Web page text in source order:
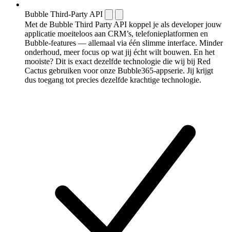
Bubble Third-Party API
Met de Bubble Third Party API koppel je als developer jouw
applicatie moeiteloos aan CRM’s, telefonieplatformen en
Bubble-features — allemaal via één slimme interface. Minder
onderhoud, meer focus op wat jij écht wilt bouwen. En het
mooiste? Dit is exact dezelfde technologie die wij bij Red
Cactus gebruiken voor onze Bubble365-appserie. Jij krijgt
dus toegang tot precies dezelfde krachtige technologie.